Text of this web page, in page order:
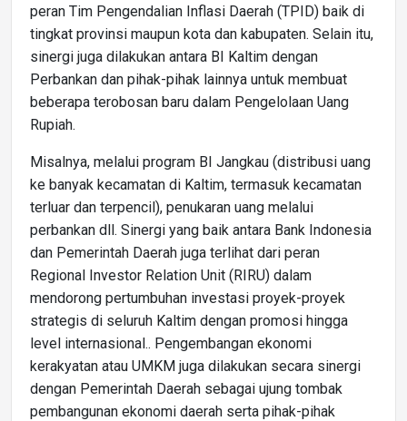
peran Tim Pengendalian Inflasi Daerah (TPID) baik di
tingkat provinsi maupun kota dan kabupaten. Selain itu,
sinergi juga dilakukan antara BI Kaltim dengan
Perbankan dan pihak-pihak lainnya untuk membuat
beberapa terobosan baru dalam Pengelolaan Uang
Rupiah.
Misalnya, melalui program BI Jangkau (distribusi uang
ke banyak kecamatan di Kaltim, termasuk kecamatan
terluar dan terpencil), penukaran uang melalui
perbankan dll. Sinergi yang baik antara Bank Indonesia
dan Pemerintah Daerah juga terlihat dari peran
Regional Investor Relation Unit (RIRU) dalam
mendorong pertumbuhan investasi proyek-proyek
strategis di seluruh Kaltim dengan promosi hingga
level internasional.. Pengembangan ekonomi
kerakyatan atau UMKM juga dilakukan secara sinergi
dengan Pemerintah Daerah sebagai ujung tombak
pembangunan ekonomi daerah serta pihak-pihak